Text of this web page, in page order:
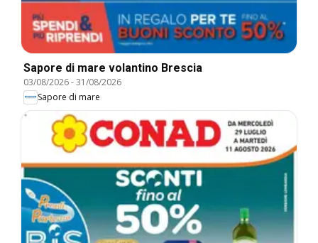
Sapore di mare volantino Brescia
03/08/2026-31/08/2026
Sapore di mare